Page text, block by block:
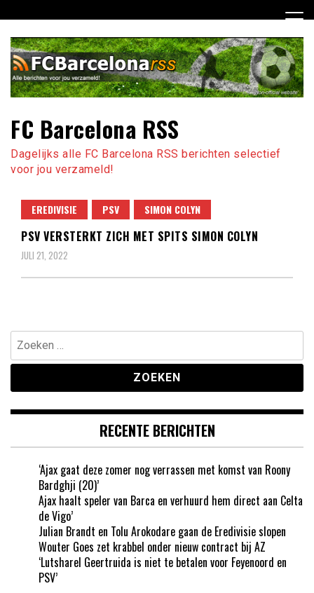
naar
inhoud
FC Barcelona RSS
Dagelijks alle FC Barcelona RSS berichten selectief
voor jou verzameld!
EREDIVISIE PSV SIMON COLYN
PSV VERSTERKT ZICH MET SPITS SIMON COLYN
JULI 21, 2022
Zoeken
naar:
RECENTE BERICHTEN
‘Ajax gaat deze zomer nog verrassen met komst van Roony
Bardghji (20)’
Ajax haalt speler van Barca en verhuurd hem direct aan Celta
de Vigo’
Julian Brandt en Tolu Arokodare gaan de Eredivisie slopen
Wouter Goes zet krabbel onder nieuw contract bij AZ
‘Lutsharel Geertruida is niet te betalen voor Feyenoord en
PSV’